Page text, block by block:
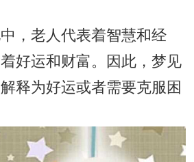
，老人代表着智慧和经
好运和财富。因此，梦见
释为好运或者需要克服困